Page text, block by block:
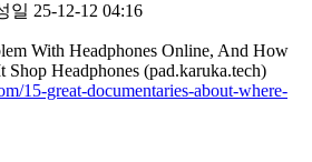
일 25-12-12 04:16
With Headphones Online, And How
Shop Headphones (pad.karuka.tech)
15-great-documentaries-about-where-